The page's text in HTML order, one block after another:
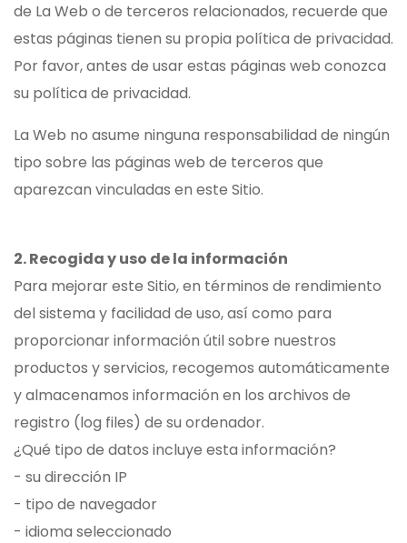
de La Web o de terceros relacionados, recuerde que
estas páginas tienen su propia política de privacidad.
Por favor, antes de usar estas páginas web conozca
su política de privacidad.
La Web no asume ninguna responsabilidad de ningún
tipo sobre las páginas web de terceros que
aparezcan vinculadas en este Sitio.
2. Recogida y uso de la información
Para mejorar este Sitio, en términos de rendimiento
del sistema y facilidad de uso, así como para
proporcionar información útil sobre nuestros
productos y servicios, recogemos automáticamente
y almacenamos información en los archivos de
registro (log files) de su ordenador.
¿Qué tipo de datos incluye esta información?
- su dirección IP
- tipo de navegador
- idioma seleccionado